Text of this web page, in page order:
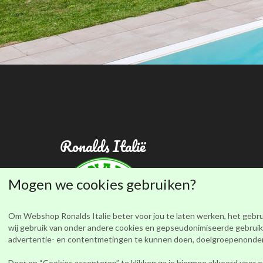
Ronalds Italië
Mogen we cookies gebruiken?
Om Webshop Ronalds Italie beter voor jou te laten werken, het
wij gebruik van onder andere cookies en gepseudonimiseerde
advertentie- en contentmetingen te kunnen doen,